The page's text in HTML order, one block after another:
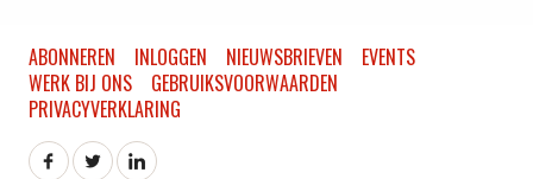
ABONNEREN INLOGGEN NIEUWSBRIEVEN
EVENTS
WERK BIJ ONS
GEBRUIKSVOORWAARDEN
PRIVACYVERKLARING